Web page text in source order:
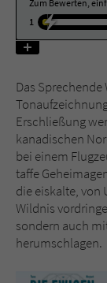
Zum Bewerten,
1
Das
Erschließung
kanadischen
bei einem
taffe
die eiskalte,
Wildnis
sondern auch
herumschlagen.
Name
Laufzeit
Zweck
Name
Anbieter